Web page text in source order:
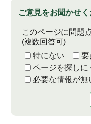
ご意見をお聞かせ
このページに問題
(複数回答可)
特にない
要
ページを探しに
必要な情報が無